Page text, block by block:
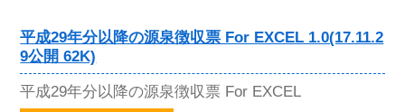
平成29年分以降の源泉徴収票 For EXCEL 1.0(17.11.2
9公開 62K)
平成29年分以降の源泉徴収票 For EXCEL